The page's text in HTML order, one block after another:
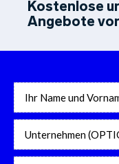
Kostenlose
Angebote